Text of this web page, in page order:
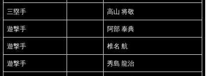
三塁手 高山 将敬
遊撃手 阿部 泰典
遊撃手 椎名 航
遊撃手 秀島 龍治